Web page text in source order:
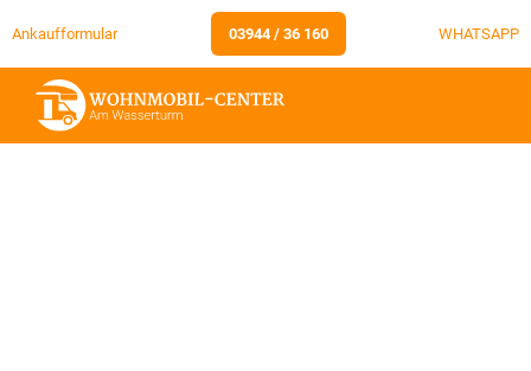
Ankaufformular 03944 / 36 160 WHATSAPP